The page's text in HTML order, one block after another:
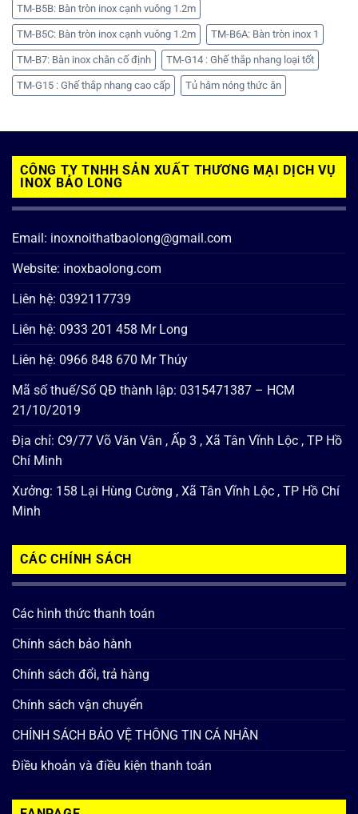
TM-B5B: Bàn tròn inox cạnh vuông 1.2m
TM-B5C: Bàn tròn inox cạnh vuông 1.2m TM-B6A: Bàn tròn inox 1
TM-B7: Bàn inox chân cố định TM-G14 : Ghế thắp nhang loại tốt
TM-G15 : Ghế thắp nhang cao cấp Tủ hâm nóng thức ăn
CÔNG TY TNHH SẢN XUẤT THƯƠNG MẠI DỊCH VỤ
INOX BẢO LONG
Email: inoxnoithatbaolong@gmail.com
Website: inoxbaolong.com
Liên hệ: 0392117739
Liên hệ: 0933 201 458 Mr Long
Liên hệ: 0966 848 670 Mr Thúy
Mã số thuế/Số QĐ thành lập: 0315471387 – HCM
21/10/2019
Địa chỉ: C9/77 Võ Văn Vân , Ấp 3 , Xã Tân Vĩnh Lộc , TP Hồ
Chí Minh
Xưởng: 158 Lại Hùng Cường , Xã Tân Vĩnh Lộc , TP Hồ Chí
Minh
CÁC CHÍNH SÁCH
Các hình thức thanh toán
Chính sách bảo hành
Chính sách đổi, trả hàng
Chính sách vận chuyển
CHÍNH SÁCH BẢO VỆ THÔNG TIN CÁ NHÂN
Điều khoản và điều kiện thanh toán